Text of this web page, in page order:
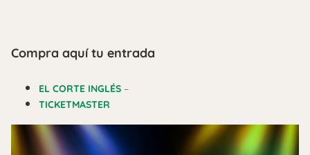
Compra aquí tu entrada
EL CORTE INGLÉS –
TICKETMASTER